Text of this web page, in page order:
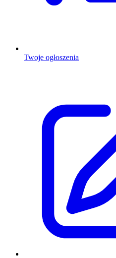
Twoje ogłoszenia